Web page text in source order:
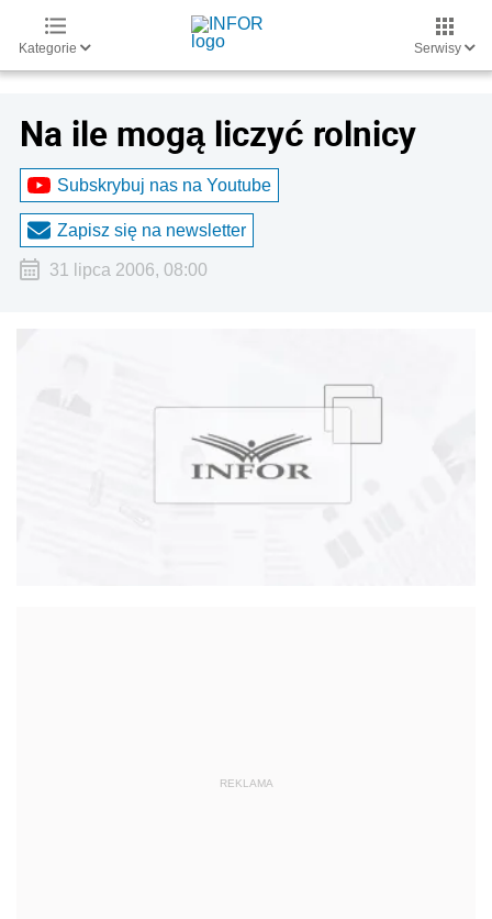
Kategorie Serwisy
Na ile mogą liczyć rolnicy
Subskrybuj nas na Youtube
Zapisz się na newsletter
31 lipca 2006, 08:00